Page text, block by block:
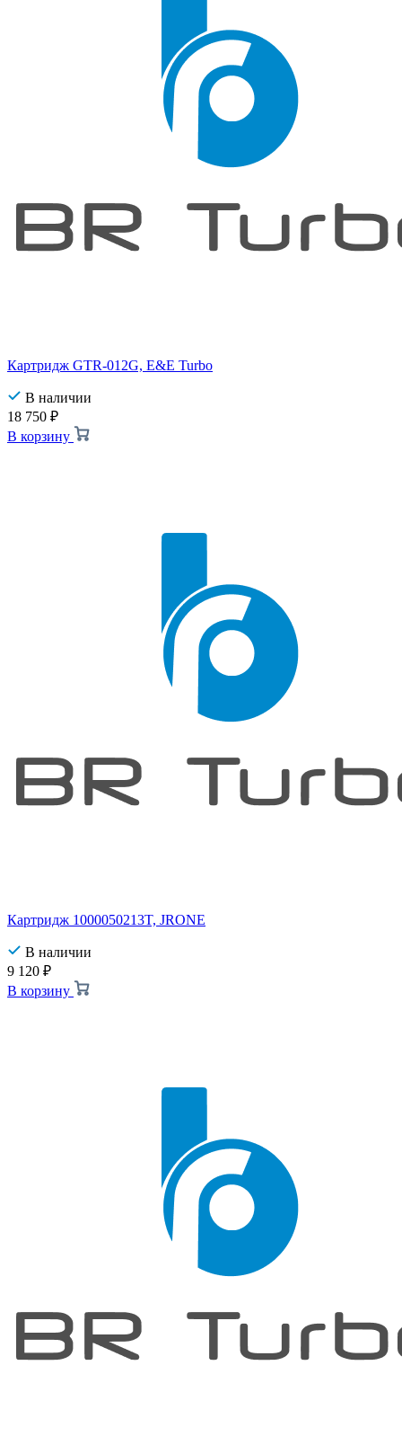
Картридж GTR-012G, E&E Turbo
В наличии
18 750 ₽
В корзину
Картридж 1000050213T, JRONE
В наличии
9 120 ₽
В корзину